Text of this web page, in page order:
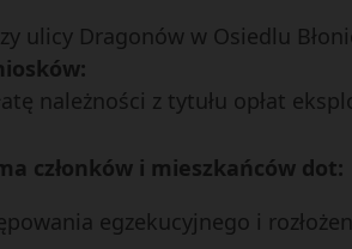
ulicy Dragonów w Osiedlu
należności z tytułu opłat
członków i mieszkańców dot:
egzekucyjnego i